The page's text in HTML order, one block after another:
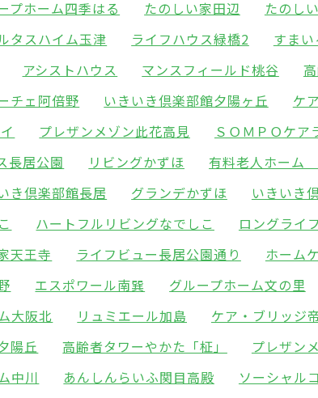
プホーム四季はる たのしい家田辺 たのし
タスハイム玉津 ライフハウス緑橋2 すま
アシストハウス マンスフィールド桃谷
チェ阿倍野 いきいき倶楽部館夕陽ヶ丘 ケ
プレザンメゾン此花高見 ＳＯＭＰＯケア
長居公園 リビングかずほ 有料老人ホーム
き倶楽部館長居 グランデかずほ いきいき
ハートフルリビングなでしこ ロングライ
天王寺 ライフビュー長居公園通り ホーム
エスポワール南巽 グループホーム文の里
大阪北 リュミエール加島 ケア・ブリッジ
陽丘 高齢者タワーやかた「柾」 プレザン
中川 あんしんらいふ関目高殿 ソーシャル